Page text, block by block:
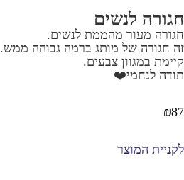
חגורה לנשים
חגורה מעור מהממת לנשים.
זה חגורה של מותג ברמה גבוהה ממש.
קיימת במגוון צבעים.
תודה לנחמי❤️
₪87
לקניית המוצר